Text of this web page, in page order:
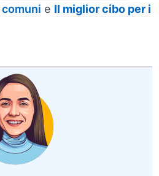
e Il miglior cibo per i